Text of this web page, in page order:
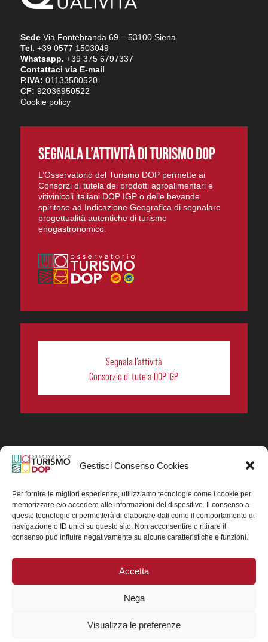
Gestisci Consenso Cookies
Per fornire le migliori esperienze, utilizziamo tecnologie come i cookie per
memorizzare e/o accedere alle informazioni del dispositivo. Il consenso a
queste tecnologie ci permetterà di elaborare dati come il comportamento di
navigazione o ID unici su questo sito. Non acconsentire o ritirare il
consenso può influire negativamente su alcune caratteristiche e funzioni.
Accetta
Nega
Visualizza le preferenze
SedeVia Fontebranda 69 – 53100 Siena
Tel. +39 0577 1503049
Whatsapp. +39 375 6797337
Contattaci via E-mail
P.IVA: 01133580520
CF: 92036950522
Cookie policy
SEGNALA L’ATTIVITÀ DI TURISMO DOP
L’Osservatorio del Turismo DOP permette ai
Consorzi di tutela dei prodotti agroalimentari e
vitivinicoli italiani DOP IGP o delle bevande
spiritose ad Indicazione Geografica di segnalare
progettualità autentiche di turismo
enogastronomico.
Segnala l’attività
Consorzio di tutela DOP IGP
In collaborazione ORIGIN ITALIA.
del turismo enogastronomico dei prodotti DOP IGP
italiani.
Concessione contributo MASAF DM n. 0311719 del
15/06/2023
Concessione contributo MASAF, DM n. 0016662 del
15/01/2025 (CUP J88H24002560007)